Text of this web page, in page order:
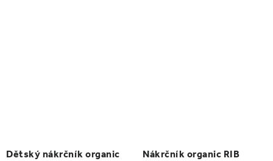
Dětský nákrčník organic
Nákrčník organic RIB